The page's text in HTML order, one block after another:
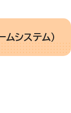
ムシステム）